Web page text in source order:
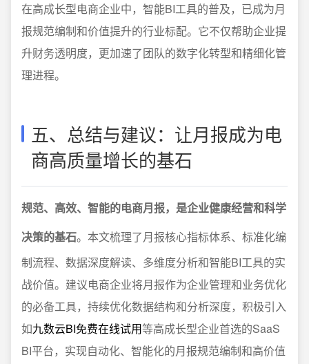
在高成长型电商企业中，智能BI工具的普及，已成为月
报规范编制和价值提升的行业标配。它不仅帮助企业提
升财务透明度，更加速了团队的数字化转型和精细化管
理进程。
五、总结与建议：让月报成为电
商高质量增长的基石
规范、高效、智能的电商月报，是企业健康经营和科学
决策的基石。本文梳理了月报核心指标体系、标准化编
制流程、数据深度解读、多维度分析和智能BI工具的实
战价值。建议电商企业将月报作为企业管理和业务优化
的必备工具，持续优化数据结构和分析深度，积极引入
如九数云BI免费在线试用等高成长型企业首选的SaaS
BI平台，实现自动化、智能化的月报规范编制和高价值